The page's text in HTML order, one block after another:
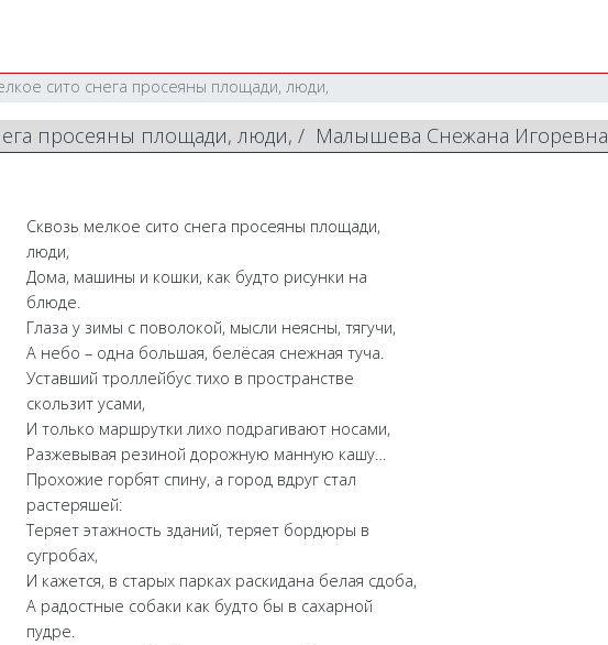
сито снега просеяны площади, люди,
просеяны площади, люди, / Малышева Снежана Игоревна
Сквозь мелкое сито снега просеяны площади,
люди,
Дома, машины и кошки, как будто рисунки на
блюде.
Глаза у зимы с поволокой, мысли неясны, тягучи,
А небо – одна большая, белёсая снежная туча.
Уставший троллейбус тихо в пространстве
скользит усами,
И только маршрутки лихо подрагивают носами,
Разжевывая резиной дорожную манную кашу…
Прохожие горбят спину, а город вдруг стал
растеряшей:
Теряет этажность зданий, теряет бордюры в
сугробах,
И кажется, в старых парках раскидана белая сдоба,
А радостные собаки как будто бы в сахарной
пудре.